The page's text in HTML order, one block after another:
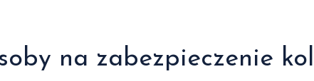
na zabezpieczenie